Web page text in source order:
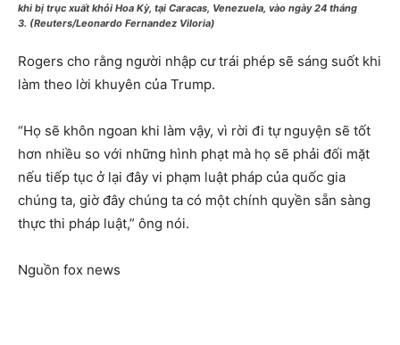
khi bị trục xuất khỏi Hoa Kỳ, tại Caracas, Venezuela, vào ngày 24 tháng
3. (Reuters/Leonardo Fernandez Viloria)
Rogers cho rằng người nhập cư trái phép sẽ sáng suốt khi
làm theo lời khuyên của Trump.
“Họ sẽ khôn ngoan khi làm vậy, vì rời đi tự nguyện sẽ tốt
hơn nhiều so với những hình phạt mà họ sẽ phải đối mặt
nếu tiếp tục ở lại đây vi phạm luật pháp của quốc gia
chúng ta, giờ đây chúng ta có một chính quyền sẵn sàng
thực thi pháp luật,” ông nói.
Nguồn fox news